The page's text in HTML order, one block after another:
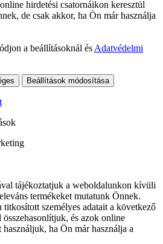
hirdetési csatornáikon keresztül
de csak akkor, ha Ön már használja
a beállításoknál és Adatvédelmi
Beállítások módosítása
tájékoztatjuk a weboldalunkon kívüli
termékeket mutatunk Önnek.
személyes adatait a következő
és azok online
használjuk, ha Ön már használja a